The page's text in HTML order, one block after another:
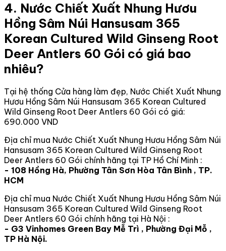
4. Nước Chiết Xuất Nhung Hươu
Hồng Sâm Núi Hansusam 365
Korean Cultured Wild Ginseng Root
Deer Antlers 60 Gói có giá bao
nhiêu?
Tại hệ thống Cửa hàng làm đẹp, Nước Chiết Xuất Nhung
Hươu Hồng Sâm Núi Hansusam 365 Korean Cultured
Wild Ginseng Root Deer Antlers 60 Gói có giá:
690.000 VND
Địa chỉ mua Nước Chiết Xuất Nhung Hươu Hồng Sâm Núi
Hansusam 365 Korean Cultured Wild Ginseng Root
Deer Antlers 60 Gói chính hãng tại TP Hồ Chí Minh :
- 108 Hồng Hà, Phường Tân Sơn Hòa Tân Bình , TP.
HCM
Địa chỉ mua Nước Chiết Xuất Nhung Hươu Hồng Sâm Núi
Hansusam 365 Korean Cultured Wild Ginseng Root
Deer Antlers 60 Gói chính hãng tại Hà Nội :
- G3 Vinhomes Green Bay Mễ Trì , Phường Đại Mỗ ,
TP Hà Nội.